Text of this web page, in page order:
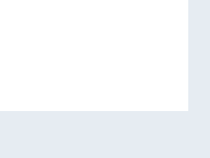
DI 1 IMPIEGATO/A A CONTRATTO